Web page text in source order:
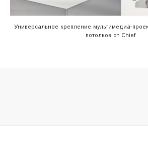
Универсальное крепление мультимедиа-
потолков от Chief